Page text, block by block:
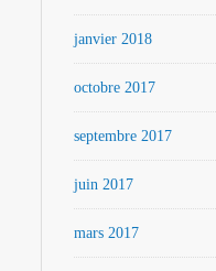
janvier 2018
octobre 2017
septembre 2017
juin 2017
mars 2017